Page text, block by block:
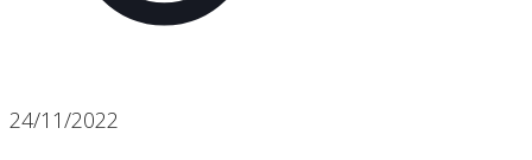
24/11/2022